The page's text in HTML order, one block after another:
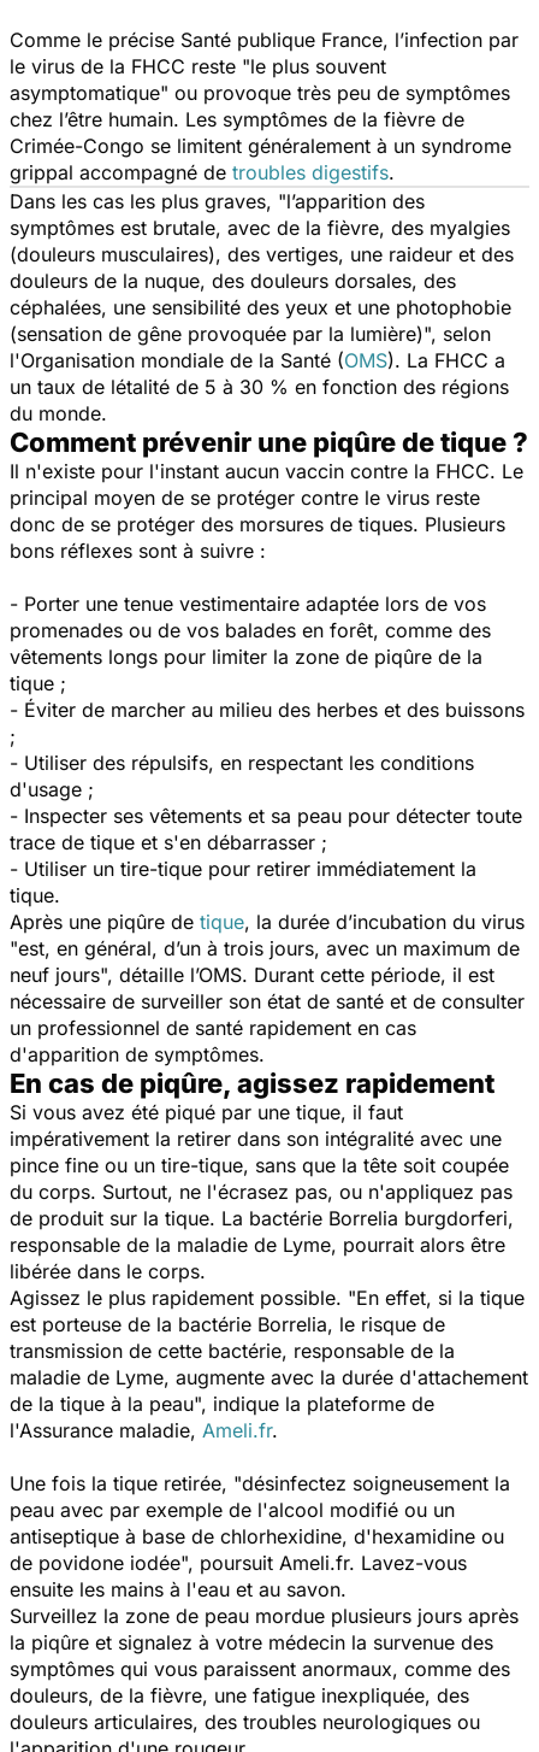
Comme le précise Santé publique France, l’infection par
le virus de la FHCC reste "le plus souvent
asymptomatique" ou provoque très peu de symptômes
chez l’être humain. Les symptômes de la fièvre de
Crimée-Congo se limitent généralement à un syndrome
grippal accompagné de troubles digestifs.
Dans les cas les plus graves, "l’apparition des
symptômes est brutale, avec de la fièvre, des myalgies
(douleurs musculaires), des vertiges, une raideur et des
douleurs de la nuque, des douleurs dorsales, des
céphalées, une sensibilité des yeux et une photophobie
(sensation de gêne provoquée par la lumière)", selon
l'Organisation mondiale de la Santé (OMS). La FHCC a
un taux de létalité de 5 à 30 % en fonction des régions
du monde.
Comment prévenir une piqûre de tique ?
Il n'existe pour l'instant aucun vaccin contre la FHCC. Le
principal moyen de se protéger contre le virus reste
donc de se protéger des morsures de tiques. Plusieurs
bons réflexes sont à suivre :
- Porter une tenue vestimentaire adaptée lors de vos
promenades ou de vos balades en forêt, comme des
vêtements longs pour limiter la zone de piqûre de la
tique ;
- Éviter de marcher au milieu des herbes et des buissons
;
- Utiliser des répulsifs, en respectant les conditions
d'usage ;
- Inspecter ses vêtements et sa peau pour détecter toute
trace de tique et s'en débarrasser ;
- Utiliser un tire-tique pour retirer immédiatement la
tique.
Après une piqûre de tique, la durée d’incubation du virus
"est, en général, d’un à trois jours, avec un maximum de
neuf jours", détaille l’OMS. Durant cette période, il est
nécessaire de surveiller son état de santé et de consulter
un professionnel de santé rapidement en cas
d'apparition de symptômes.
En cas de piqûre, agissez rapidement
Si vous avez été piqué par une tique, il faut
impérativement la retirer dans son intégralité avec une
pince fine ou un tire-tique, sans que la tête soit coupée
du corps. Surtout, ne l'écrasez pas, ou n'appliquez pas
de produit sur la tique. La bactérie Borrelia burgdorferi,
responsable de la maladie de Lyme, pourrait alors être
libérée dans le corps.
Agissez le plus rapidement possible. "En effet, si la tique
est porteuse de la bactérie Borrelia, le risque de
transmission de cette bactérie, responsable de la
maladie de Lyme, augmente avec la durée d'attachement
de la tique à la peau", indique la plateforme de
l'Assurance maladie, Ameli.fr.
Une fois la tique retirée, "désinfectez soigneusement la
peau avec par exemple de l'alcool modifié ou un
antiseptique à base de chlorhexidine, d'hexamidine ou
de povidone iodée", poursuit Ameli.fr. Lavez-vous
ensuite les mains à l'eau et au savon.
Surveillez la zone de peau mordue plusieurs jours après
la piqûre et signalez à votre médecin la survenue des
symptômes qui vous paraissent anormaux, comme des
douleurs, de la fièvre, une fatigue inexpliquée, des
douleurs articulaires, des troubles neurologiques ou